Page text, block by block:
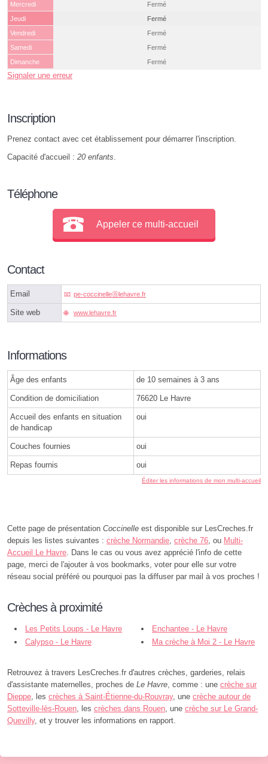
Mercredi
Fermé
Jeudi
Fermé
Vendredi
Fermé
Samedi
Fermé
Dimanche
Fermé
Signaler une erreur
Inscription
Prenez contact avec cet établissement pour démarrer l'inscription.
Capacité d'accueil : 20 enfants.
Téléphone
Appeler ce multi-accueil
Contact
Email pe-coccinelleⓐlehavre.fr
Site web www.lehavre.fr
Informations
Âge des enfants de 10 semaines à 3 ans
Condition de domiciliation 76620 Le Havre
Accueil des enfants en situation
de handicap
oui
Couches fournies oui
Repas fournis oui
Éditer les informations de mon multi-accueil
Cette page de présentation Coccinelle est disponible sur LesCreches.fr
depuis les listes suivantes : crèche Normandie, crèche 76, ou Multi-
Accueil Le Havre. Dans le cas ou vous avez apprécié l'info de cette
page, merci de l'ajouter à vos bookmarks, voter pour elle sur votre
réseau social préféré ou pourquoi pas la diffuser par mail à vos proches !
Crèches à proximité
Les Petits Loups - Le Havre
Enchantee - Le Havre
Calypso - Le Havre
Ma crèche à Moi 2 - Le Havre
Retrouvez à travers LesCreches.fr d'autres crèches, garderies, relais
d'assistante maternelles, proches de Le Havre, comme : une crèche sur
Dieppe, les crèches à Saint-Étienne-du-Rouvray, une crèche autour de
Sotteville-lès-Rouen, les crèches dans Rouen, une crèche sur Le Grand-
Quevilly, et y trouver les informations en rapport.